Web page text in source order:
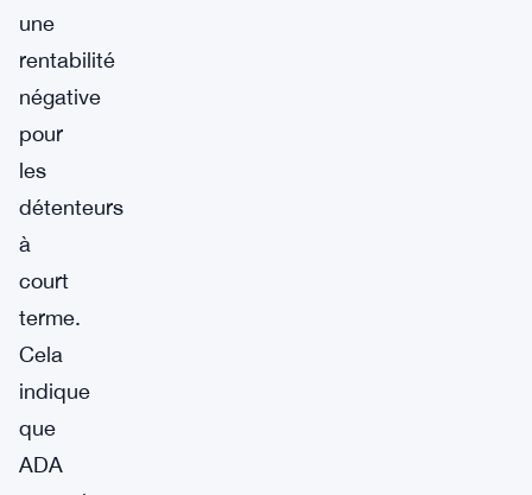
une
rentabilité
négative
pour
les
détenteurs
à
court
terme.
Cela
indique
que
ADA